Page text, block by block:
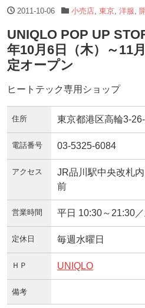
2011-10-06 小売店, 東京, 洋服
UNIQLO POP UP
年10月6日（木）～11
定オープン
ヒートテック専用ショップ
住所 東京都港区高輪3-
電話番号 03-5325-6084
アクセス
JR品川駅中央改札
前
営業時間 平日 10:30～21:30
定休日 毎週水曜日
ＨＰ UNIQLO
備考